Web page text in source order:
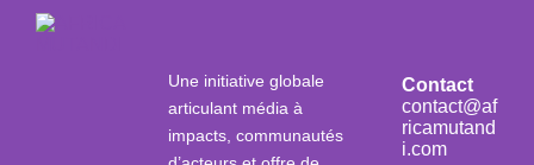
Une initiative globale
articulant média à
impacts, communautés
Contact
contact@af
ricamutand
i.com